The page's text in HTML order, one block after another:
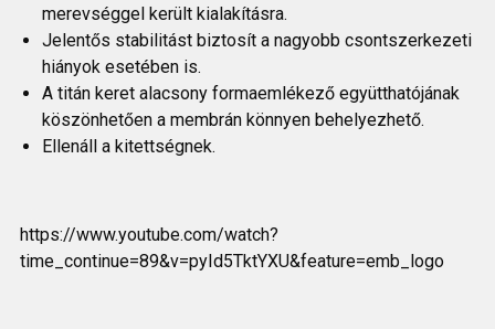
merevséggel került kialakításra.
Jelentős stabilitást biztosít a nagyobb csontszerkezeti
hiányok esetében is.
A titán keret alacsony formaemlékező együtthatójának
köszönhetően a membrán könnyen behelyezhető.
Ellenáll a kitettségnek.
https://www.youtube.com/watch?
time_continue=89&v=pyId5TktYXU&feature=emb_logo